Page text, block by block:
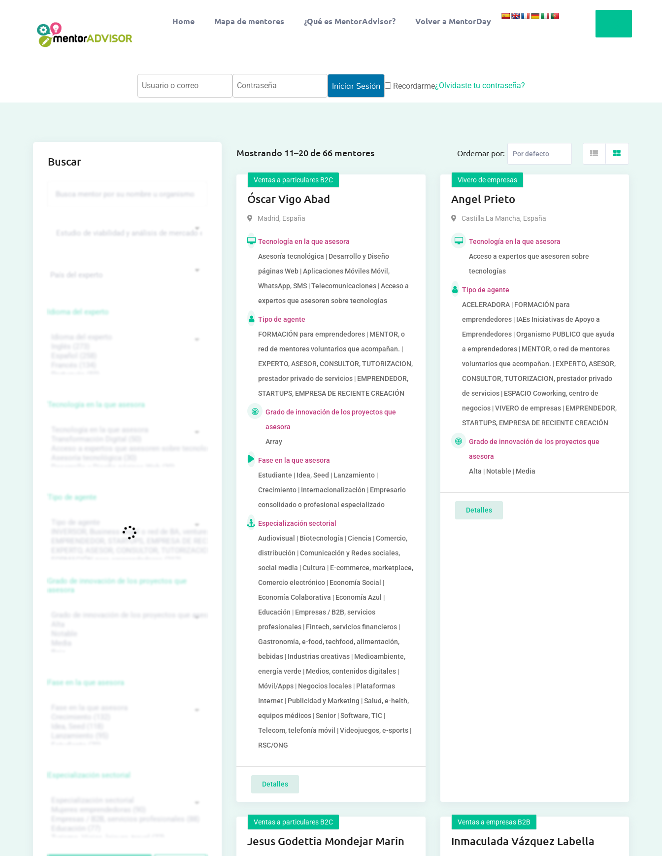
Home Mapa de mentores ¿Qué es MentorAdvisor? Volver a MentorDay
Recordarme¿Olvidaste tu contraseña?
Mostrando 11–20 de 66 mentores Ordernar por:
Ventas a particulares B2C
Óscar Vigo Abad
Madrid, España
Tecnología en la que asesora
Asesoría tecnológica | Desarrollo y Diseño
páginas Web | Aplicaciones Móviles Móvil,
WhatsApp, SMS | Telecomunicaciones | Acceso a
expertos que asesoren sobre tecnologías
Tipo de agente
FORMACIÓN para emprendedores | MENTOR, o
red de mentores voluntarios que acompañan. |
EXPERTO, ASESOR, CONSULTOR, TUTORIZACION,
prestador privado de servicios | EMPRENDEDOR,
STARTUPS, EMPRESA DE RECIENTE CREACIÓN
Grado de innovación de los proyectos que
asesora
Array
Fase en la que asesora
Estudiante | Idea, Seed | Lanzamiento |
Crecimiento | Internacionalización | Empresario
consolidado o profesional especializado
Especialización sectorial
Audiovisual | Biotecnología | Ciencia | Comercio,
distribución | Comunicación y Redes sociales,
social media | Cultura | E-commerce, marketplace,
Comercio electrónico | Economía Social |
Economía Colaborativa | Economía Azul |
Educación | Empresas / B2B, servicios
profesionales | Fintech, servicios financieros |
Gastronomía, e-food, techfood, alimentación,
bebidas | Industrias creativas | Medioambiente,
energía verde | Medios, contenidos digitales |
Móvil/Apps | Negocios locales | Plataformas
Internet | Publicidad y Marketing | Salud, e-helth,
equipos médicos | Senior | Software, TIC |
Telecom, telefonía móvil | Videojuegos, e-sports |
RSC/ONG
Detalles
Vivero de empresas
Angel Prieto
Castilla La Mancha, España
Tecnología en la que asesora
Acceso a expertos que asesoren sobre
tecnologías
Tipo de agente
ACELERADORA | FORMACIÓN para
emprendedores | IAEs Iniciativas de Apoyo a
Emprendedores | Organismo PUBLICO que ayuda
a emprendedores | MENTOR, o red de mentores
voluntarios que acompañan. | EXPERTO, ASESOR,
CONSULTOR, TUTORIZACION, prestador privado
de servicios | ESPACIO Coworking, centro de
negocios | VIVERO de empresas | EMPRENDEDOR,
STARTUPS, EMPRESA DE RECIENTE CREACIÓN
Grado de innovación de los proyectos que
asesora
Alta | Notable | Media
Detalles
Ventas a particulares B2C
Jesus Godettia Mondejar Marin
Ventas a empresas B2B
Inmaculada Vázquez Labella
Buscar
Idioma del experto
Tecnología en la que asesora
Tipo de agente
Grado de innovación de los proyectos que
asesora
Fase en la que asesora
Especialización sectorial